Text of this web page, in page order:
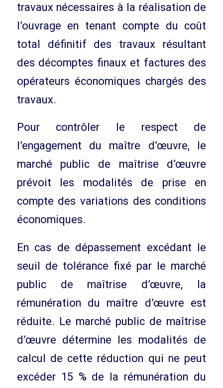
travaux nécessaires à la réalisation de
l’ouvrage en tenant compte du coût
total définitif des travaux résultant
des décomptes finaux et factures des
opérateurs économiques chargés des
travaux.
Pour contrôler le respect de
l’engagement du maître d’œuvre, le
marché public de maîtrise d’œuvre
prévoit les modalités de prise en
compte des variations des conditions
économiques.
En cas de dépassement excédant le
seuil de tolérance fixé par le marché
public de maîtrise d’œuvre, la
rémunération du maître d’œuvre est
réduite. Le marché public de maîtrise
d’œuvre détermine les modalités de
calcul de cette réduction qui ne peut
excéder 15 % de la rémunération du